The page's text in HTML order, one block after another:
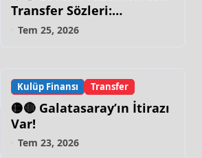
Transfer Sözleri:
“Galatasaray’ın Zirve
Tem 25, 2026
Kulüp Finansı Transfer
🟡🔴 Galatasaray’ın İtirazı
Var!
Tem 23, 2026